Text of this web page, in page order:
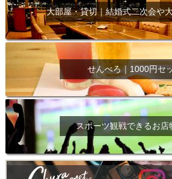
大部屋・貸切｜結婚式二次会や
せんべろ｜1000円セ
スポーツ観戦できるお店